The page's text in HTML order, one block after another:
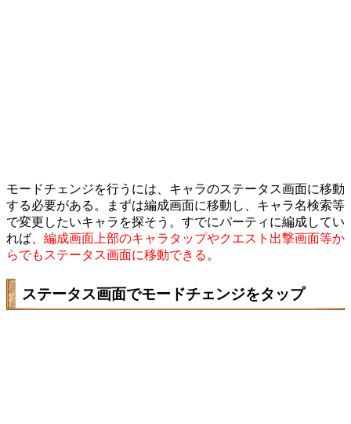
モードチェンジを行うには、キャラのステータス画面に移動
する必要がある。まずは編成画面に移動し、キャラ名検索等
で変更したいキャラを探そう。すでにパーティに編成してい
れば、 編成画面上部のキャラタップやクエスト出撃画面等か
らでもステータス画面に移動できる 。
ステータス画面でモードチェンジをタップ